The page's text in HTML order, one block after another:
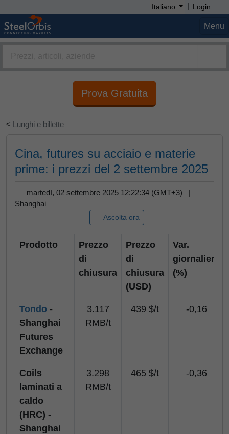
Italiano | Login
Menu
Prova Gratuita
< Lunghi e billette
Cina, futures su acciaio e materie
prime: i prezzi del 2 settembre 2025
martedì, 02 settembre 2025 12:22:34 (GMT+3) |
Shanghai
Ascolta ora
Prodotto
Prezzo
di
chiusura
Prezzo
di
chiusura
(USD)
Var.
giornaliera
(%)
Tondo -
Shanghai
Futures
Exchange
3.117
RMB/t
439 $/t -0,16
Coils
laminati a
caldo
(HRC) -
Shanghai
3.298
RMB/t
465 $/t -0,36